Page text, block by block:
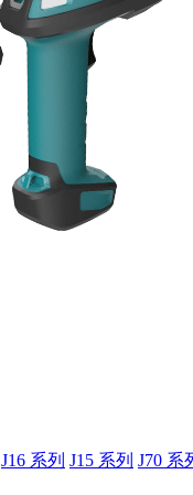
J16 系列 J15 系列 J70 系